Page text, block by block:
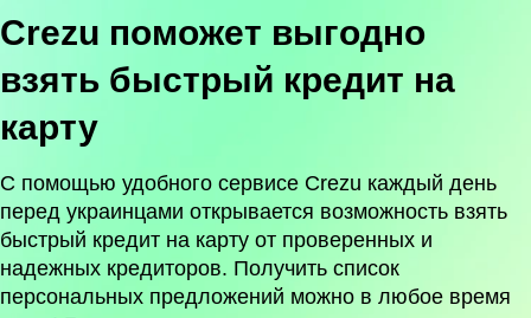
Crezu поможет выгодно
взять быстрый кредит на
карту
С помощью удобного сервисе Crezu каждый день
перед украинцами открывается возможность взять
быстрый кредит на карту от проверенных и
надежных кредиторов. Получить список
персональных предложений можно в любое время